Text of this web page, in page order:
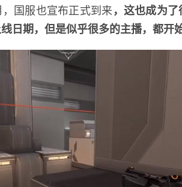
国服也宣布正式到来，这也成为了
日期，但是似乎很多的主播，都开